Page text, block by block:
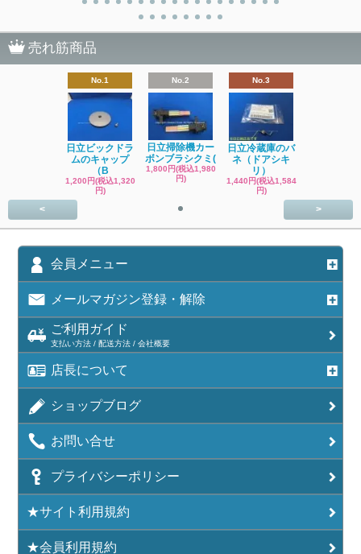
売れ筋商品
No.1
日立ビックドラ
ムのキャップ
（B
1,200円(税込1,320
円)
No.2
日立掃除機カー
ボンブラシクミ(
1,800円(税込1,980
円)
No.3
日立冷蔵庫のバ
ネ（ドアシキ
リ）
1,440円(税込1,584
円)
< >
会員メニュー
メールマガジン登録・解除
ご利用ガイド
支払い方法 / 配送方法 / 会社概要
店長について
ショップブログ
お問い合せ
プライバシーポリシー
★サイト利用規約
★会員利用規約